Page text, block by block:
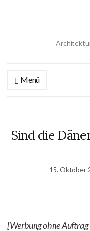
Menü
Sind die
15. Oktober
[Werbung ohne